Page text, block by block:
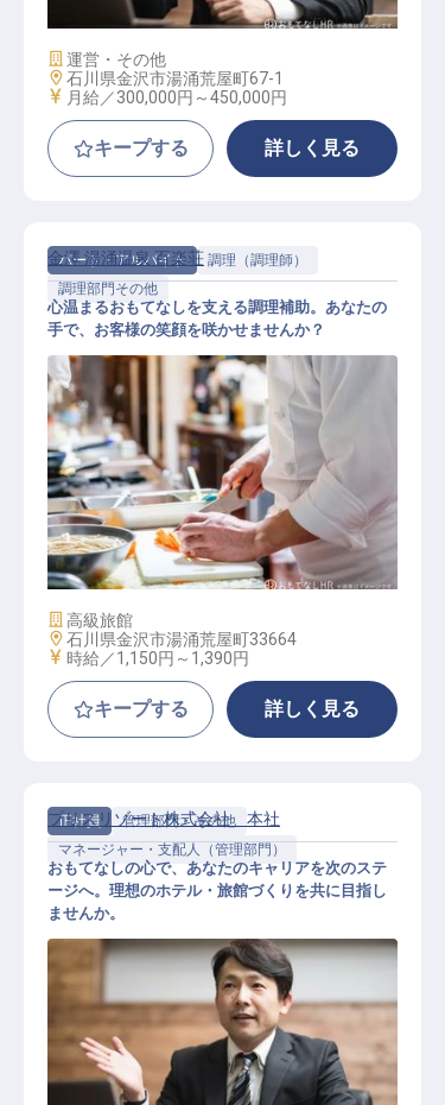
施設業態
運営・その他
勤務地
石川県金沢市湯涌荒屋町67-1
給与
月給／300,000円～450,000円
キープする 詳しく見る
パート・アルバイト
調理（調理師）
調理部門その他
調理補助員（夜）
金澤 湯涌温泉 百楽荘
心温まるおもてなしを支える調理補助。あなたの
手で、お客様の笑顔を咲かせませんか？
施設業態
高級旅館
勤務地
石川県金沢市湯涌荒屋町33664
給与
時給／1,150円～ 1,390円
キープする 詳しく見る
正社員
管理部門・その他
マネージャー・支配人（管理部門）
プリスリゾート株式会社 本社
おもてなしの心で、あなたのキャリアを次のステ
ージへ。理想のホテル・旅館づくりを共に目指し
ませんか。